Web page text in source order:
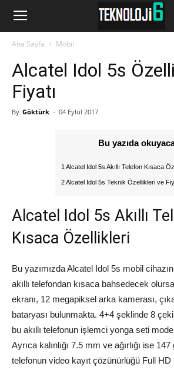
www.Teknoloji6.com
Ana Sayfa Mobil
Alcatel Idol 5s
Fiyatı
By Göktürk - 04 Eylül 2017
Bu yazıda
1 Alcatel Idol 5s Akıllı Telefon Kısaca
2 Alcatel Idol 5s Teknik Özellikleri ve
Alcatel Idol 5s Akıllı
Kısaca Özellikleri
Bu yazımızda Alcatel Idol 5s mobil
akıllı telefondan kısaca bahsedecek
ekranı, 12 megapiksel arka kamerası,
bataryası bulunmakta. 4+4 şeklinde 8
bu akıllı telefonun işlemci yonga seti
Ayrıca kalınlığı 7.5 mm ve ağırlığı ise 147
telefonun video kayıt çözünürlüğü Full HD